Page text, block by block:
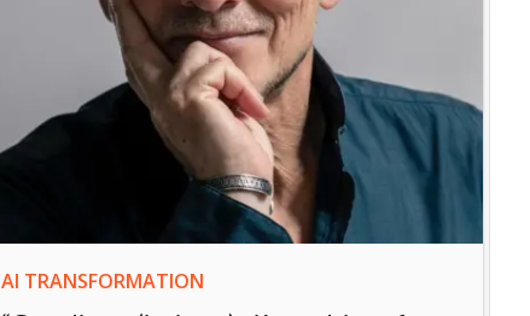
AI TRANSFORMATION